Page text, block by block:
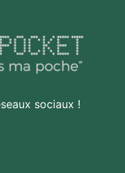
sociaux !